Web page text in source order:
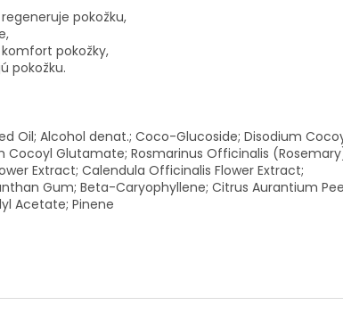
pokožku,
pokožky,
pokožku.
Oil; Alcohol denat.; Coco-Glucoside; Disodium
Glutamate; Rosmarinus Officinalis
Extract; Calendula Officinalis Flower Extract;
Gum; Beta-Caryophyllene; Citrus Aurantium
Acetate; Pinene